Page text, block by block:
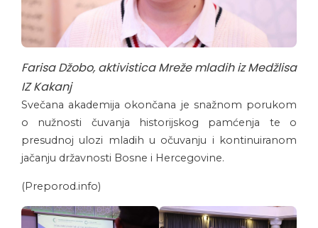
Farisa Džobo, aktivistica Mreže mladih iz Medžlisa
IZ Kakanj
Svečana akademija okončana je snažnom porukom
o nužnosti čuvanja historijskog pamćenja te o
presudnoj ulozi mladih u očuvanju i kontinuiranom
jačanju državnosti Bosne i Hercegovine.
(Preporod.info)